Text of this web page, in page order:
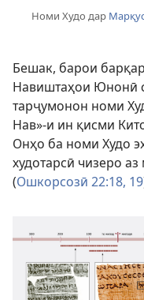
Номи Худо дар
Бешак, барои
Навиштаҳои Юнонӣ
тарҷумонон номи
Нав»-и ин қисми
Онҳо ба номи Худо
худотарсӣ чизеро
(Ошкорсозӣ 22:18, 19